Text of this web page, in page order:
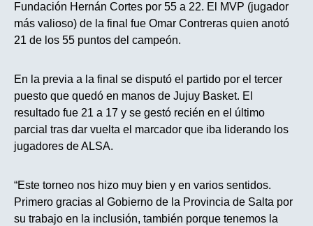
Fundación Hernán Cortes por 55 a 22. El MVP (jugador
más valioso) de la final fue Omar Contreras quien anotó
21 de los 55 puntos del campeón.
En la previa a la final se disputó el partido por el tercer
puesto que quedó en manos de Jujuy Basket. El
resultado fue 21 a 17 y se gestó recién en el último
parcial tras dar vuelta el marcador que iba liderando los
jugadores de ALSA.
“Este torneo nos hizo muy bien y en varios sentidos.
Primero gracias al Gobierno de la Provincia de Salta por
su trabajo en la inclusión, también porque tenemos la